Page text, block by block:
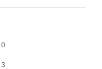
0
3